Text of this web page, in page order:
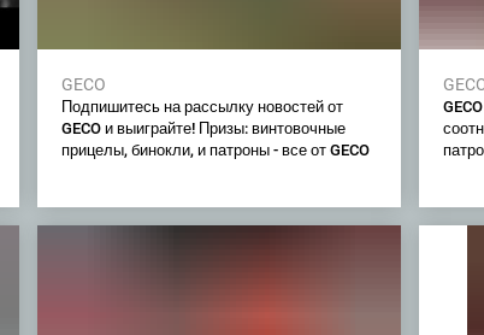
GECO
Подпишитесь на рассылку новостей от
GECO и выиграйте! Призы: винтовочные
прицелы, бинокли, и патроны - все от GECO